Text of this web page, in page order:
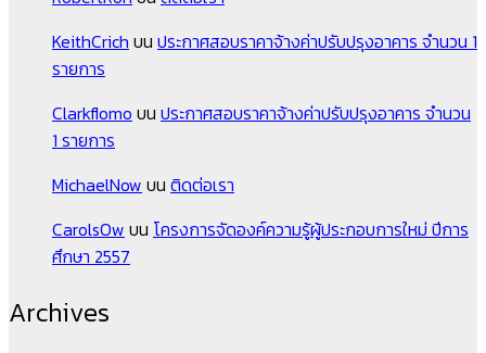
KeithCrich บน ประกาศสอบราคาจ้างค่าปรับปรุงอาคาร จำนวน 1
รายการ
Clarkflomo บน ประกาศสอบราคาจ้างค่าปรับปรุงอาคาร จำนวน
1 รายการ
MichaelNow บน ติดต่อเรา
CarolsOw บน โครงการจัดองค์ความรู้ผู้ประกอบการใหม่ ปีการ
ศึกษา 2557
Archives